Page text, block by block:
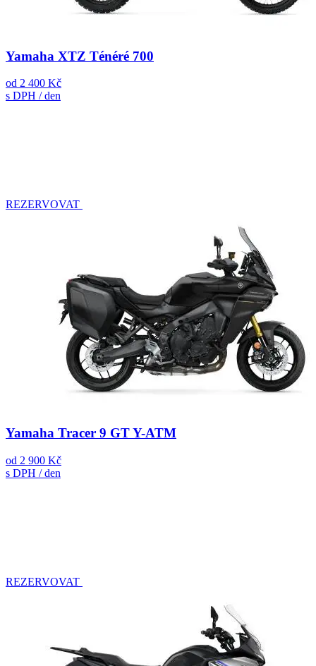
Yamaha XTZ Ténéré 700
od 2 400 Kč
s DPH / den
REZERVOVAT
Yamaha Tracer 9 GT Y-ATM
od 2 900 Kč
s DPH / den
REZERVOVAT